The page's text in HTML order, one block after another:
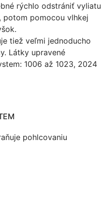
rýchlo odstrániť vyliatu
potom pomocou vlhkej
tiež veľmi jednoducho
Látky upravené
1006 až 1023, 2024
pohlcovaniu